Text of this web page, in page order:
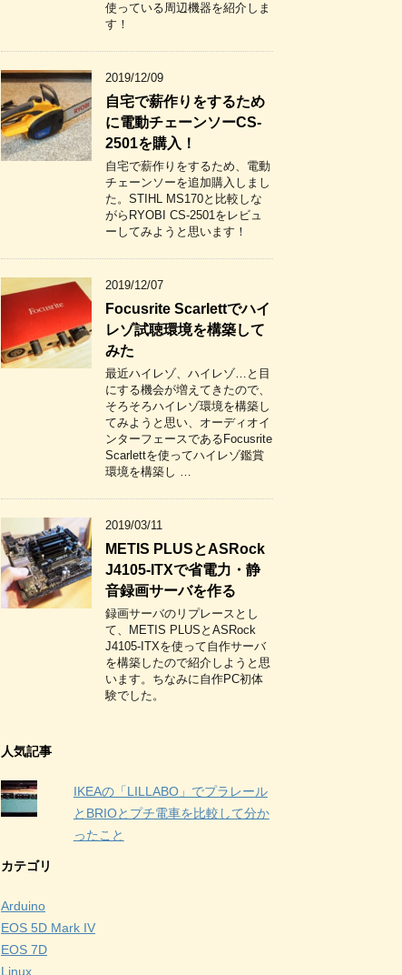
使っている周辺機器を紹介しま
す！
2019/12/09
自宅で薪作りをするため
に電動チェーンソーCS-
2501を購入！
自宅で薪作りをするため、電動
チェーンソーを追加購入しまし
た。STIHL MS170と比較しな
がらRYOBI CS-2501をレビュ
ーしてみようと思います！
2019/12/07
Focusrite Scarlettでハイ
レゾ試聴環境を構築して
みた
最近ハイレゾ、ハイレゾ…と目
にする機会が増えてきたので、
そろそろハイレゾ環境を構築し
てみようと思い、オーディオイ
ンターフェースであるFocusrite
Scarlettを使ってハイレゾ鑑賞
環境を構築し …
2019/03/11
METIS PLUSとASRock
J4105-ITXで省電力・静
音録画サーバを作る
録画サーバのリプレースとし
て、METIS PLUSとASRock
J4105-ITXを使って自作サーバ
を構築したので紹介しようと思
います。ちなみに自作PC初体
験でした。
人気記事
IKEAの「LILLABO」でプラレール
とBRIOとプチ電車を比較して分か
ったこと
カテゴリ
Arduino
EOS 5D Mark IV
EOS 7D
Linux